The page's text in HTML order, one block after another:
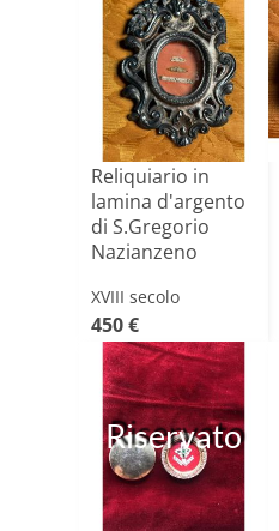
Reliquiario in
lamina d'argento
di S.Gregorio
Nazianzeno
XVIII secolo
450 €
Riservato